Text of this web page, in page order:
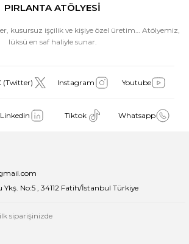
PIRLANTA ATÖLYESİ
kusursuz işçilik ve kişiye özel üretim… Atölyemiz,
lüksü en saf haliyle sunar.
(Twitter) Instagram Youtube
Linkedin Tiktok Whatsapp
No:5 , 34112 Fatih/İstanbul Türkiye
siparişinizde